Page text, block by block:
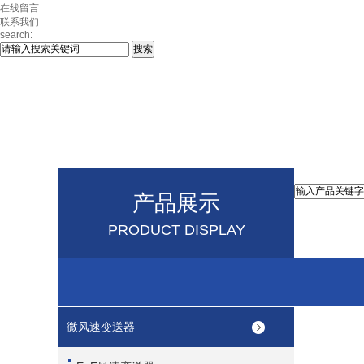
在线留言
联系我们
search:
产品展示
PRODUCT DISPLAY
微风速变送器